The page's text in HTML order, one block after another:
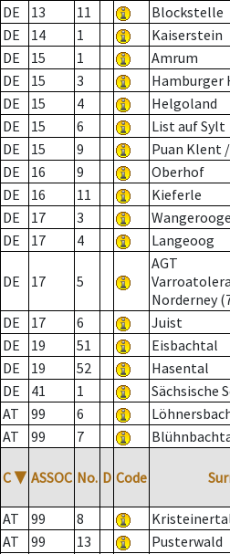
DE
13 11 Blockstelle
DE
14 1 Kaiserstein
DE
15 1 Amrum
DE
15 3 Hamburger
DE
15 4 Helgoland
DE
15 6 List auf Sylt
DE
15 9 Puan Klent
DE
16 9 Oberhof
DE
16 11 Kieferle
DE
17 3 Wangerooge
DE
17 4 Langeoog
DE 17 5
AGT
Norderney
DE 17 6 Juist
DE
19 51 Eisbachtal
DE
19 52 Hasental
DE
41 1 Sächsische
AT
99 6
AT
99 7
C ▼ ASSOC No. D Code
AT 99 8
AT
99 13 Pusterwald